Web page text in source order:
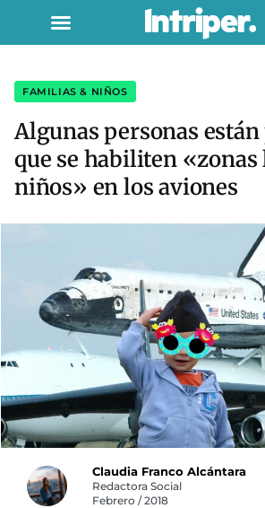
FAMILIAS & NIÑOS
Algunas personas
que se habiliten «zonas
niños» en los aviones
Claudia Franco Alcántara
Redactora Social
Febrero / 2018